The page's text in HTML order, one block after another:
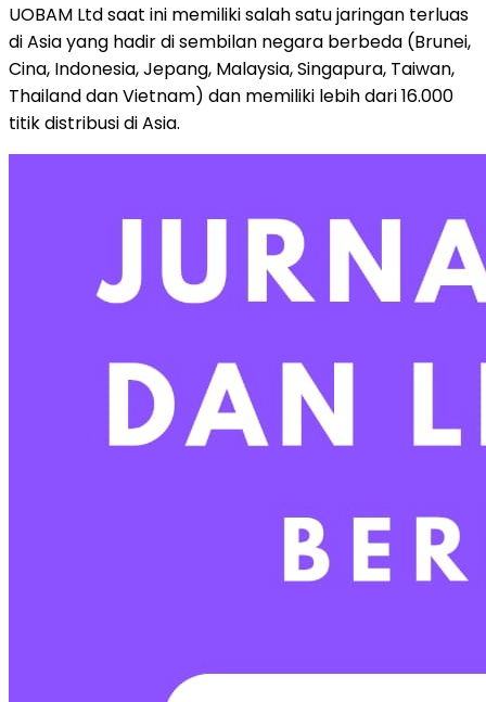
UOBAM Ltd saat ini memiliki salah satu jaringan terluas
diAsiayang hadir di sembilan negara berbeda (Brunei,
Cina, Indonesia, Jepang, Malaysia, Singapura, Taiwan,
ThailanddanVietnam) dan memiliki lebih dari 16.000
titik distribusi diAsia.